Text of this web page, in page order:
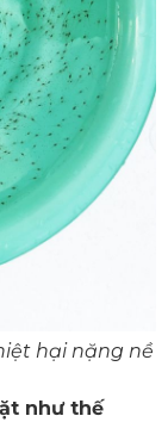
hại nặng nề
như thế